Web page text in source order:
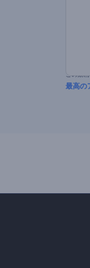
この動
最高の